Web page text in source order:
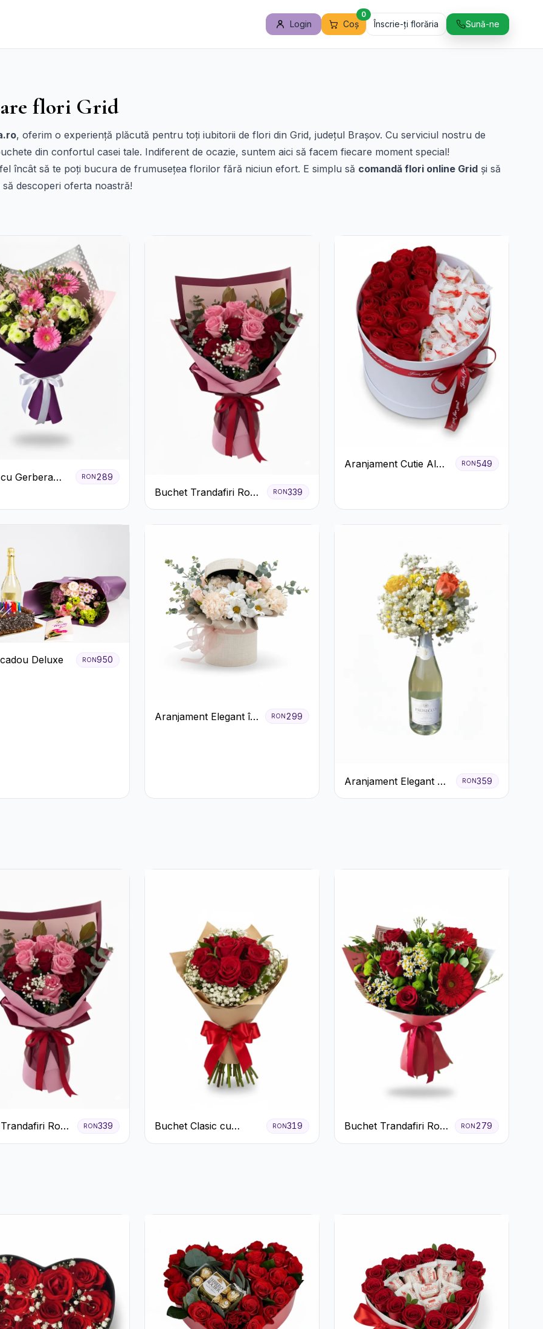
Login Coș
0
Înscrie-ți florăria Sună-ne
flori Grid
, oferim o experiență plăcută pentru toți iubitorii de flori din Grid, județul Brașov. Cu serviciul nostru de
din confortul casei tale. Indiferent de ocazie, suntem aici să facem fiecare moment special!
încât să te poți bucura de frumusețea florilor fără niciun efort. E simplu să comandă flori online Grid și să
descoperi oferta noastră!
Gerbera
RON 289
Buchet Trandafiri Roz
și Roșii cu Eucalipt și
RON339
Aranjament Cutie Albă
RON549
Deluxe RON950
Aranjament Elegant în
RON299
Aranjament Elegant cu
Prosecco și Flori
RON359
Roz
Eucalipt și
RON339
Buchet Clasic cu
Trandafiri Roșii și
RON319
Buchet Trandafiri Roșii
Gerbera și Verdeață
RON279